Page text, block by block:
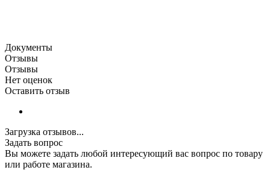
Документы
Отзывы
Отзывы
Нет оценок
Оставить отзыв
Загрузка отзывов...
Задать вопрос
Вы можете задать любой интересующий вас вопрос по товару
или работе магазина.